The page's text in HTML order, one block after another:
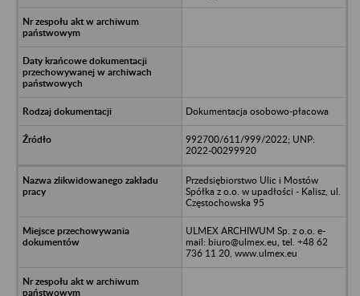
Dokumentacja osobowo-płacowa
992700/611/999/2022; UNP:
2022-00299920
Przedsiębiorstwo Ulic i Mostów
Spółka z o.o. w upadłości - Kalisz, ul.
Częstochowska 95
ULMEX ARCHIWUM Sp. z o.o. e-
mail: biuro@ulmex.eu, tel. +48 62
736 11 20, www.ulmex.eu